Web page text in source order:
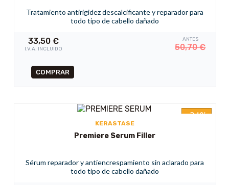
Tratamiento antirigidez descalcificante y reparador para
todo tipo de cabello dañado
33,50 €
I.V.A. INCLUIDO
ANTES
50,70€
-34%
KERASTASE
Premiere Serum Filler
Sérum reparador y antiencrespamiento sin aclarado para
todo tipo de cabello dañado